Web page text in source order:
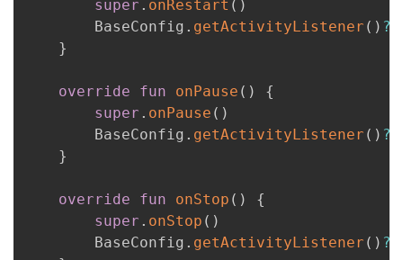
super . onRestart ( )
        BaseConfig
. getActivityListener ( ) ?
}
override fun onPause ( )
{
super . onPause ( )
        BaseConfig
. getActivityListener ( ) ?
}
override fun onStop ( )
{
super . onStop ( )
        BaseConfig
. getActivityListener ( ) ?